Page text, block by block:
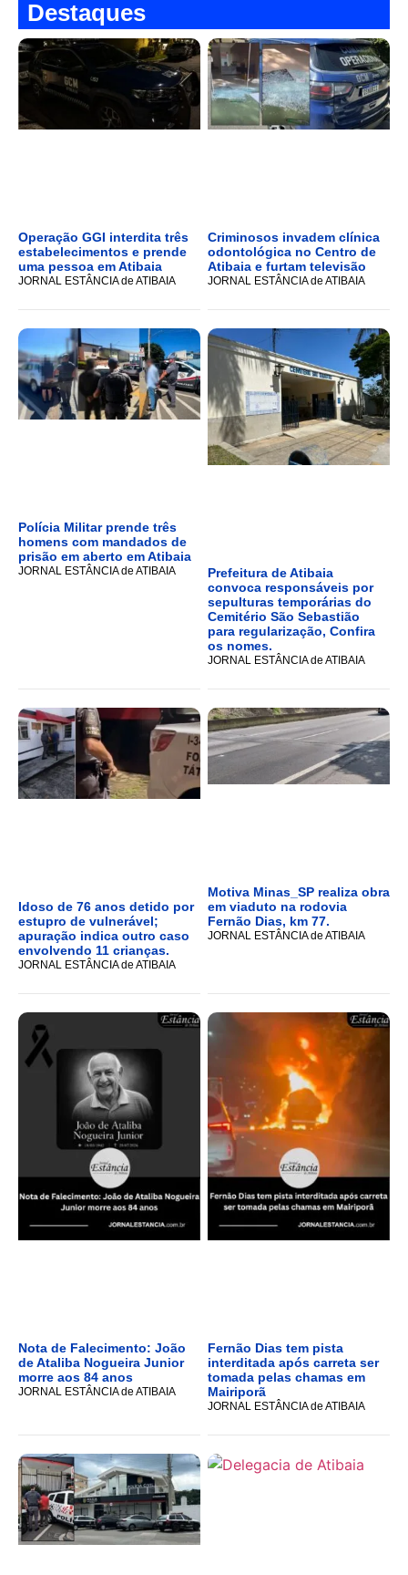
Destaques
Operação GGI interdita três
estabelecimentos e prende
uma pessoa em Atibaia
JORNAL ESTÂNCIA de ATIBAIA
Criminosos invadem clínica
odontológica no Centro de
Atibaia e furtam televisão
JORNAL ESTÂNCIA de ATIBAIA
Polícia Militar prende três
homens com mandados de
prisão em aberto em Atibaia
JORNAL ESTÂNCIA de ATIBAIA
Prefeitura de Atibaia
convoca responsáveis por
sepulturas temporárias do
Cemitério São Sebastião
para regularização, Confira
os nomes.
JORNAL ESTÂNCIA de ATIBAIA
Idoso de 76 anos detido por
estupro de vulnerável;
apuração indica outro caso
envolvendo 11 crianças.
JORNAL ESTÂNCIA de ATIBAIA
Motiva Minas_SP realiza obra
em viaduto na rodovia
Fernão Dias, km 77.
JORNAL ESTÂNCIA de ATIBAIA
Nota de Falecimento: João
de Ataliba Nogueira Junior
morre aos 84 anos
JORNAL ESTÂNCIA de ATIBAIA
Fernão Dias tem pista
interditada após carreta ser
tomada pelas chamas em
Mairiporã
JORNAL ESTÂNCIA de ATIBAIA